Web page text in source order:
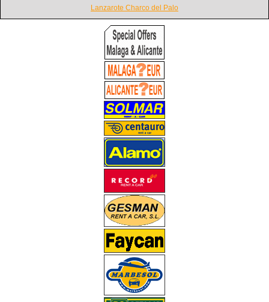
Lanzarote Charco del Palo